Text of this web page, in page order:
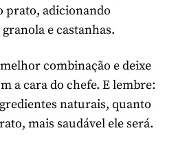
prato, adicionando
e castanhas.
combinação e deixe
a cara do chefe. E lembre:
naturais, quanto
mais saudável ele será.